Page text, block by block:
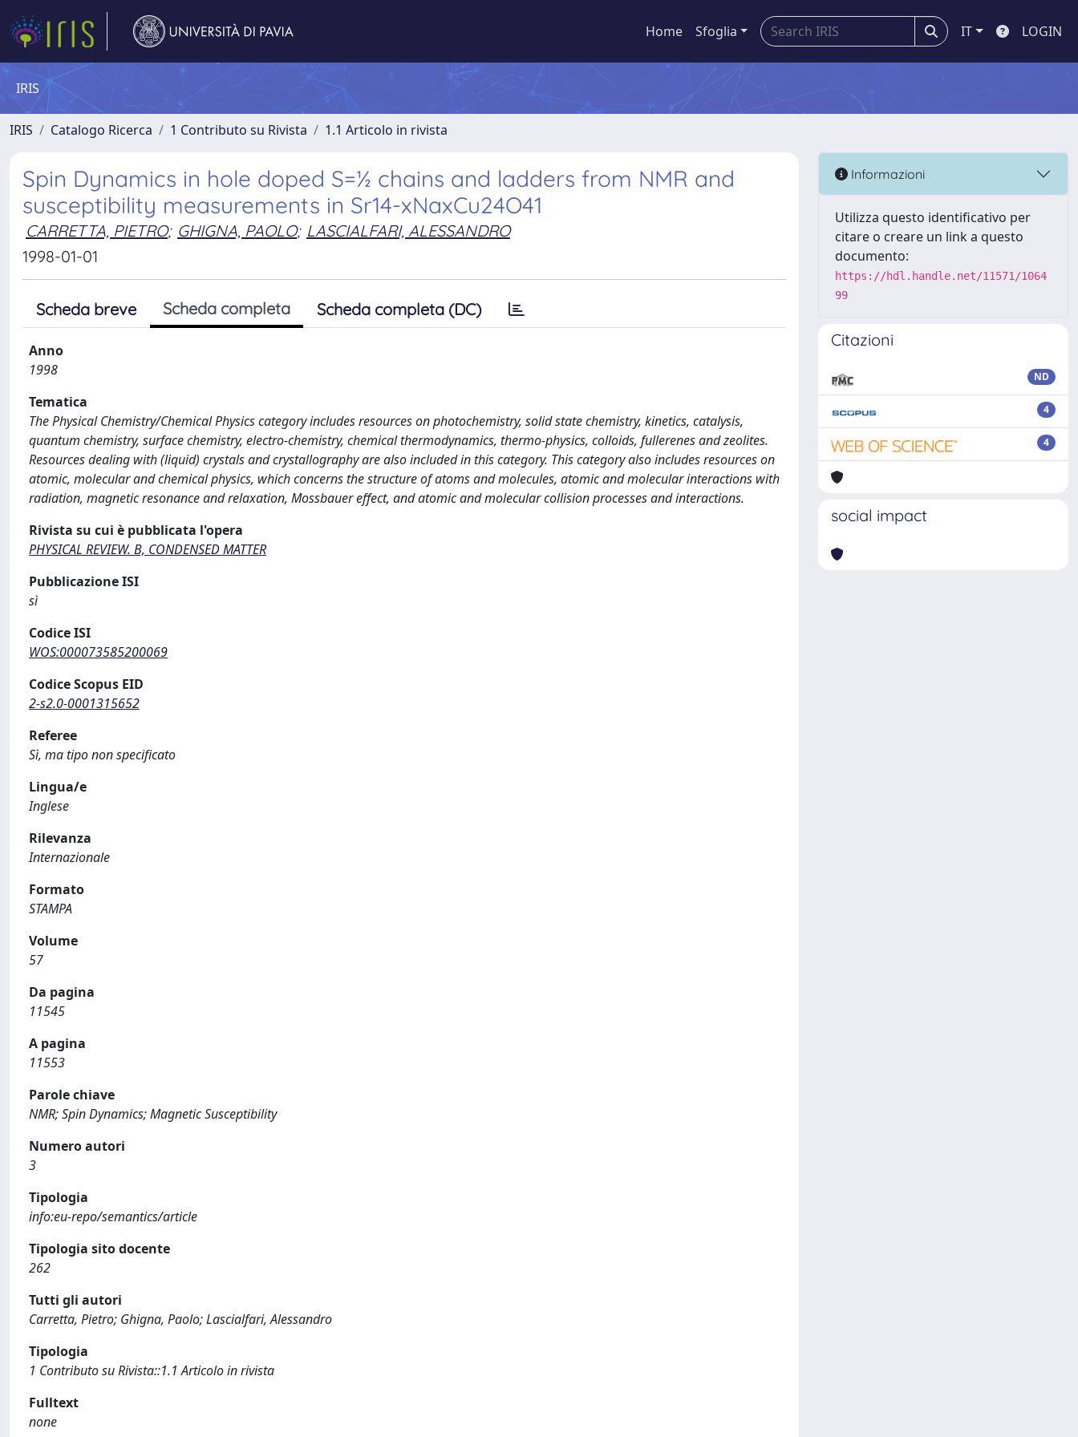
Home Sfoglia IT LOGIN
IRIS
IRIS Catalogo Ricerca 1 Contributo su Rivista 1.1 Articolo in rivista
Spin Dynamics in hole doped S=½ chains and ladders from NMR and
susceptibility measurements in Sr14-xNaxCu24O41
CARRETTA, PIETRO; GHIGNA, PAOLO; LASCIALFARI, ALESSANDRO
1998-01-01
Scheda breve Scheda completa Scheda completa (DC)
Anno
1998
Tematica
The Physical Chemistry/Chemical Physics category includes resources on photochemistry, solid state chemistry, kinetics, catalysis,
quantum chemistry, surface chemistry, electro-chemistry, chemical thermodynamics, thermo-physics, colloids, fullerenes and zeolites.
Resources dealing with (liquid) crystals and crystallography are also included in this category. This category also includes resources on
atomic, molecular and chemical physics, which concerns the structure of atoms and molecules, atomic and molecular interactions with
radiation, magnetic resonance and relaxation, Mossbauer effect, and atomic and molecular collision processes and interactions.
Rivista su cui è pubblicata l'opera
PHYSICAL REVIEW. B, CONDENSED MATTER
Pubblicazione ISI
sì
Codice ISI
WOS:000073585200069
Codice Scopus EID
2-s2.0-0001315652
Referee
Sì, ma tipo non specificato
Lingua/e
Inglese
Rilevanza
Internazionale
Formato
STAMPA
Volume
57
Da pagina
11545
A pagina
11553
Parole chiave
NMR; Spin Dynamics; Magnetic Susceptibility
Numero autori
3
Tipologia
info:eu-repo/semantics/article
Tipologia sito docente
262
Tutti gli autori
Carretta, Pietro; Ghigna, Paolo; Lascialfari, Alessandro
Tipologia
1 Contributo su Rivista::1.1 Articolo in rivista
Fulltext
none
Informazioni
Utilizza questo identificativo per
citare o creare un link a questo
documento:
https://hdl.handle.net/11571/1064
99
Citazioni
ND
4
4
social impact